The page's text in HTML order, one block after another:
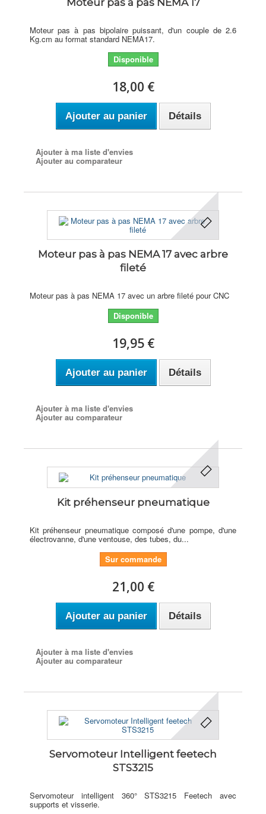
Moteur pas à pas NEMA 17
Moteur pas à pas bipolaire puissant, d'un couple de 2.6
Kg.cm au format standard NEMA17.
Disponible
18,00 €
Ajouter au panier Détails
Ajouter à ma liste d'envies
Ajouter au comparateur
Moteur pas à pas NEMA 17 avec arbre
fileté
Moteur pas à pas NEMA 17 avec un arbre fileté pour CNC
Disponible
19,95 €
Ajouter au panier Détails
Ajouter à ma liste d'envies
Ajouter au comparateur
Kit préhenseur pneumatique
Kit préhenseur pneumatique composé d'une pompe, d'une
électrovanne, d'une ventouse, des tubes, du...
Sur commande
21,00 €
Ajouter au panier Détails
Ajouter à ma liste d'envies
Ajouter au comparateur
Servomoteur Intelligent feetech
STS3215
Servomoteur intelligent 360° STS3215 Feetech avec
supports et visserie.